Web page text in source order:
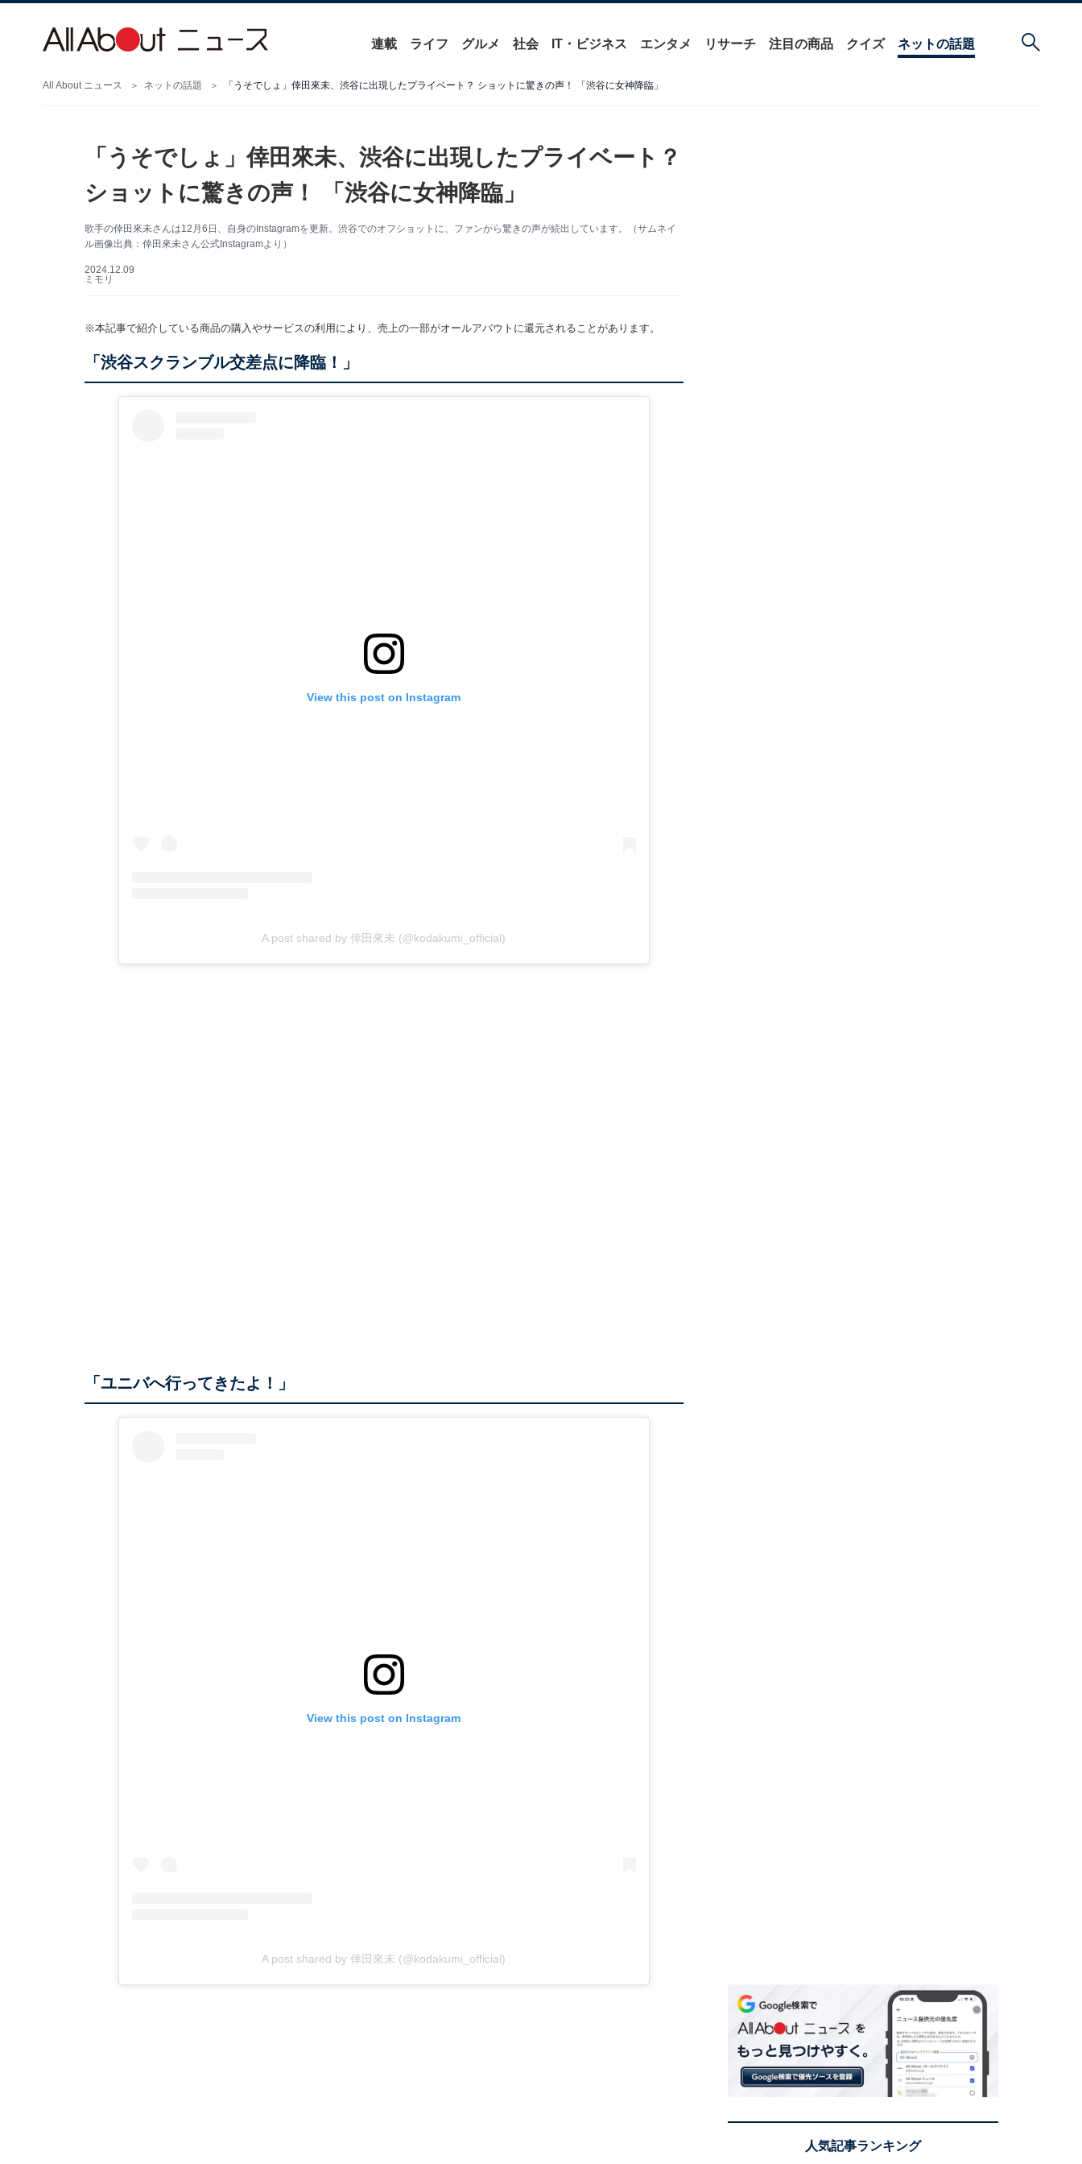
連載 ライフ グルメ 社会 IT・ビジネス エンタメ リサーチ 注目の商品 クイズ ネットの話題
All About ニュース ネットの話題 「うそでしょ」倖田來未、渋谷に出現したプライベート？ ショットに驚きの声！ 「渋谷に女神降臨」
「うそでしょ」倖田來未、渋谷に出現したプライベート？
ショットに驚きの声！ 「渋谷に女神降臨」
歌手の倖田來未さんは12月6日、自身のInstagramを更新。渋谷でのオフショットに、ファンから驚きの声が続出しています。（サムネイ
ル画像出典：倖田來未さん公式Instagramより）
2024.12.09
ミモリ
※本記事で紹介している商品の購入やサービスの利用により、売上の一部がオールアバウトに還元されることがあります。
「渋谷スクランブル交差点に降臨！」
View this post on Instagram
A post shared by 倖田來未 (@kodakumi_official)
「ユニバへ行ってきたよ！」
View this post on Instagram
A post shared by 倖田來未 (@kodakumi_official)